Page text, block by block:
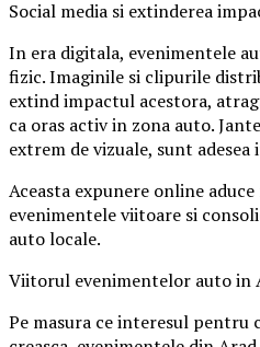
Social media si extinderea
In era digitala, evenimentele
fizic. Imaginile si clipurile
extind impactul acestora,
ca oras activ in zona auto.
extrem de vizuale, sunt
Aceasta expunere online
evenimentele viitoare si
auto locale.
Viitorul evenimentelor auto in
Pe masura ce interesul pentru